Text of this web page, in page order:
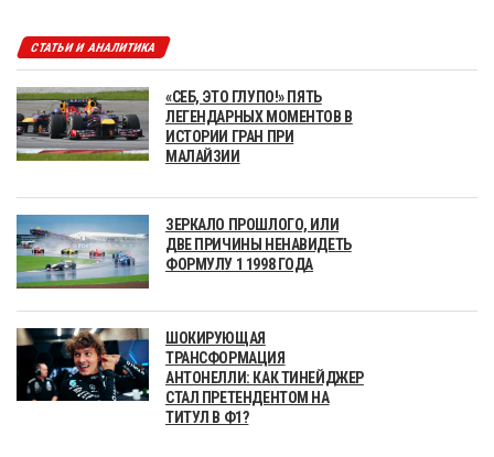
СТАТЬИ И АНАЛИТИКА
«СЕБ, ЭТО ГЛУПО!» ПЯТЬ
ЛЕГЕНДАРНЫХ МОМЕНТОВ В
ИСТОРИИ ГРАН ПРИ
МАЛАЙЗИИ
ЗЕРКАЛО ПРОШЛОГО, ИЛИ
ДВЕ ПРИЧИНЫ НЕНАВИДЕТЬ
ФОРМУЛУ 1 1998 ГОДА
ШОКИРУЮЩАЯ
ТРАНСФОРМАЦИЯ
АНТОНЕЛЛИ: КАК ТИНЕЙДЖЕР
СТАЛ ПРЕТЕНДЕНТОМ НА
ТИТУЛ В Ф1?